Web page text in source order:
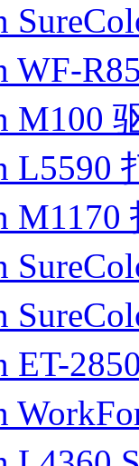
WF-
M100
L5590
M1170
ET-